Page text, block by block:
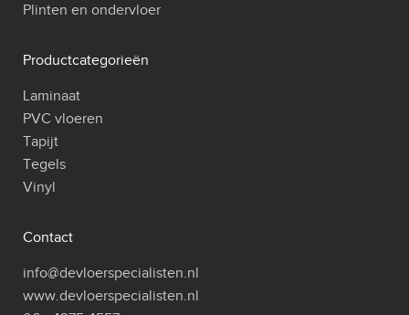
Plinten en ondervloer
Productcategorieën
Laminaat
PVC vloeren
Tapijt
Tegels
Vinyl
Contact
info@devloerspecialisten.nl
www.devloerspecialisten.nl